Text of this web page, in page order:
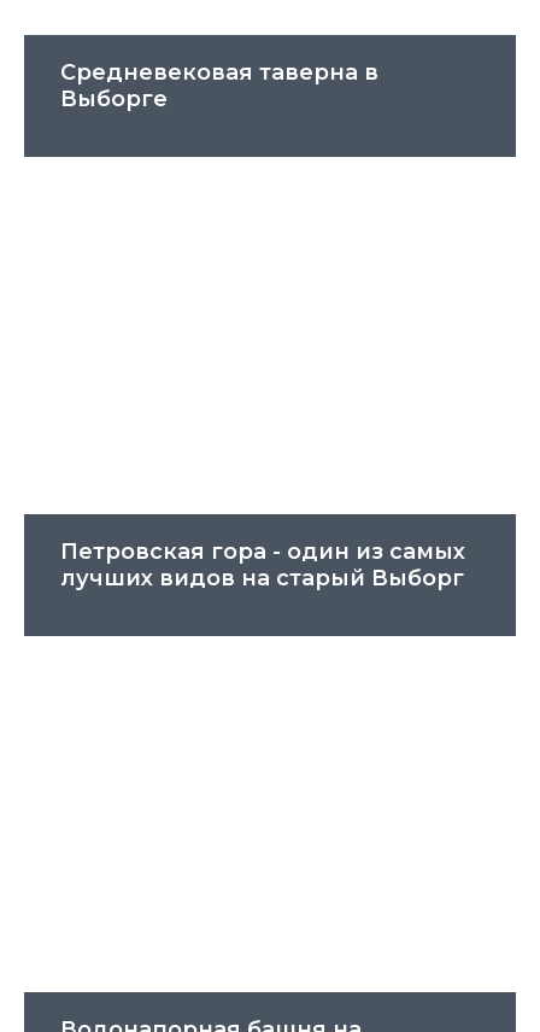
Средневековая таверна в
Выборге
Петровская гора - один из самых
лучших видов на старый Выборг